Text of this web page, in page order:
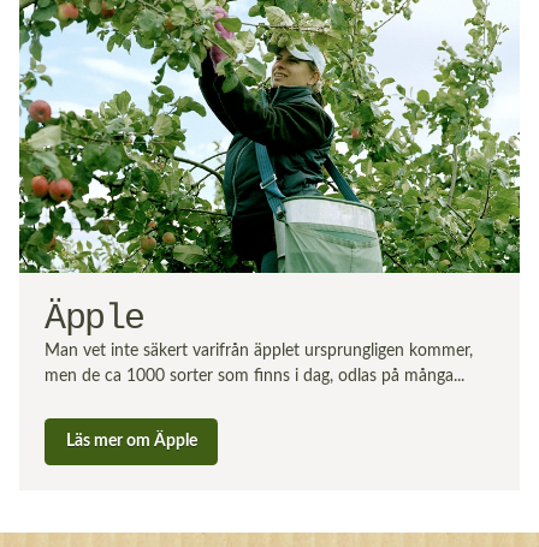
Äpple
Man vet inte säkert varifrån äpplet ursprungligen kommer,
men de ca 1000 sorter som finns i dag, odlas på många...
Läs mer om Äpple